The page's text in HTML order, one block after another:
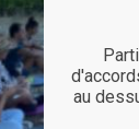
au